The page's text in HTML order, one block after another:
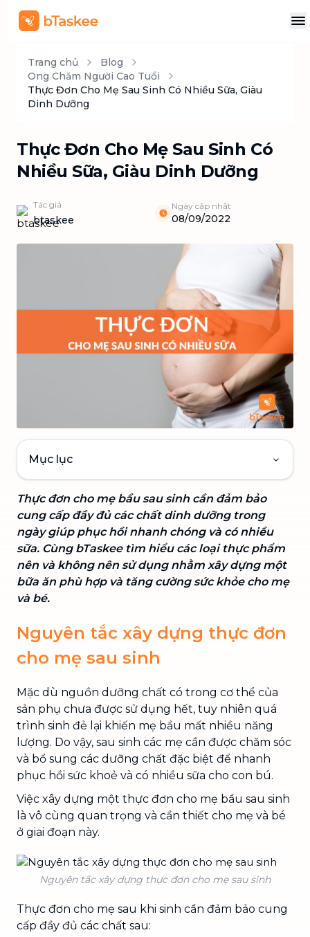
Trang chủ
Blog
Ong Chăm Người Cao Tuổi
Thực Đơn Cho Mẹ Sau Sinh Có Nhiều Sữa, Giàu
Dinh Dưỡng
Thực Đơn Cho Mẹ Sau Sinh Có
Nhiều Sữa, Giàu Dinh Dưỡng
Tác giả
btaskee
Ngày cập nhật
08/09/2022
Mục lục
Thực đơn cho mẹ bầu sau sinh cần đảm bảo
cung cấp đầy đủ các chất dinh dưỡng trong
ngày giúp phục hồi nhanh chóng và có nhiều
sữa. Cùng bTaskee tìm hiểu các loại thực phẩm
nên và không nên sử dụng nhằm xây dựng một
bữa ăn phù hợp và tăng cường sức khỏe cho mẹ
và bé.
Nguyên tắc xây dựng thực đơn
cho mẹ sau sinh
Mặc dù nguồn dưỡng chất có trong cơ thể của
sản phụ chưa được sử dụng hết, tuy nhiên quá
trình sinh đẻ lại khiến mẹ bầu mất nhiều năng
lượng. Do vậy, sau sinh các mẹ cần được chăm sóc
và bổ sung các dưỡng chất đặc biệt để nhanh
phục hồi sức khoẻ và có nhiều sữa cho con bú.
Việc xây dựng một thực đơn cho mẹ bầu sau sinh
là vô cùng quan trọng và cần thiết cho mẹ và bé
ở giai đoạn này.
Nguyên tắc xây dựng thực đơn cho mẹ sau sinh
Thực đơn cho mẹ sau khi sinh cần đảm bảo cung
cấp đầy đủ các chất sau: